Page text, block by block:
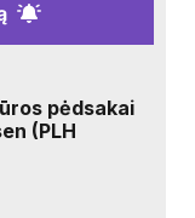
pėdsakai
(PLH